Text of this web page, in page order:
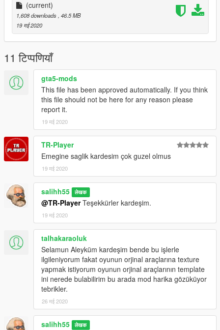
(current)
1,608 downloads , 46.5 MB
19 मई 2020
11 टिप्पणियाँ
gta5-mods
This file has been approved automatically. If you think
this file should not be here for any reason please
report it.
19 मई 2020
TR-Player
Emegine saglik kardesim çok guzel olmus
19 मई 2020
salihh55 लेखक
@TR-PlayerTeşekkürler kardeşim.
19 मई 2020
talhakaraoluk
Selamun Aleyküm kardeşim bende bu işlerle
ilgileniyorum fakat oyunun orjinal araçlarına texture
yapmak istiyorum oyunun orjinal araçlarının template
ini nerede bulabilirim bu arada mod harika gözüküyor
tebrikler.
26 मई 2020
salihh55 लेखक